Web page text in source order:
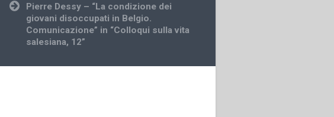
Pierre Dessy – “La condizione dei
giovani disoccupati in Belgio.
Comunicazione” in “Colloqui sulla vita
salesiana, 12”